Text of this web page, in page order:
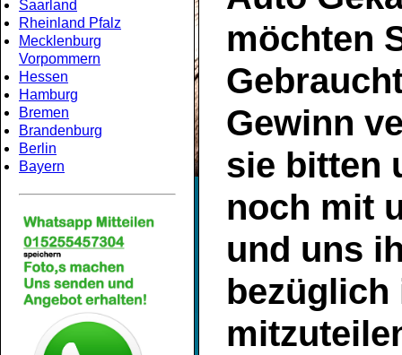
Saarland
Rheinland Pfalz
Mecklenburg
Vorpommern
Hessen
Hamburg
Bremen
Brandenburg
Berlin
Bayern
möchten
Gewinn
sie bitten
noch mit
und uns